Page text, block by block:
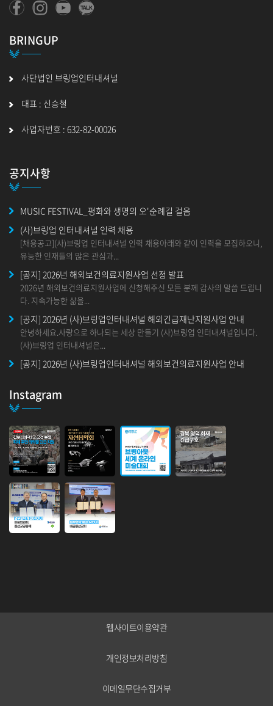
BRINGUP
사단법인 브링업인터내셔널
대표 : 신승철
사업자번호 : 632-82-00026
공지사항
MUSIC FESTIVAL_평화와 생명의 오'순례길 걸음
(사)브링업 인터내셔널 인력 채용
[채용공고](사)브링업 인터내셔널 인력 채용아래와 같이 인력을 모집하오니,
유능한 인재들의 많은 관심과...
[공지] 2026년 해외보건의료지원사업 선정 발표
2026년 해외보건의료지원사업에 신청해주신 모든 분께 감사의 말씀 드립니
다. 지속가능한 삶을...
[공지] 2026년 (사)브링업인터내셔널 해외긴급재난지원사업 안내
안녕하세요.사랑으로 하나되는 세상 만들기 (사)브링업 인터내셔널입니다.
(사)브링업 인터내셔널은...
[공지] 2026년 (사)브링업인터내셔널 해외보건의료지원사업 안내
다. 2025년부터&nbs...
인도사업본부 설립 행사
업본부로 승격하게 되었음을 기쁜...
Instagram
웹사이트이용약관
개인정보처리방침
이메일무단수집거부